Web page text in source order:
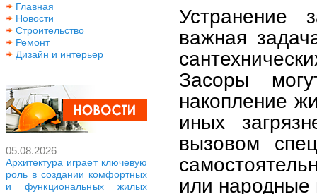
Главная
Новости
Строительство
Ремонт
Дизайн и интерьер
05.08.2026
Архитектура играет ключевую
роль в создании комфортных
и функциональных жилых
Устранение
важная
Засоры
накопление
иных
вызовом
или народные